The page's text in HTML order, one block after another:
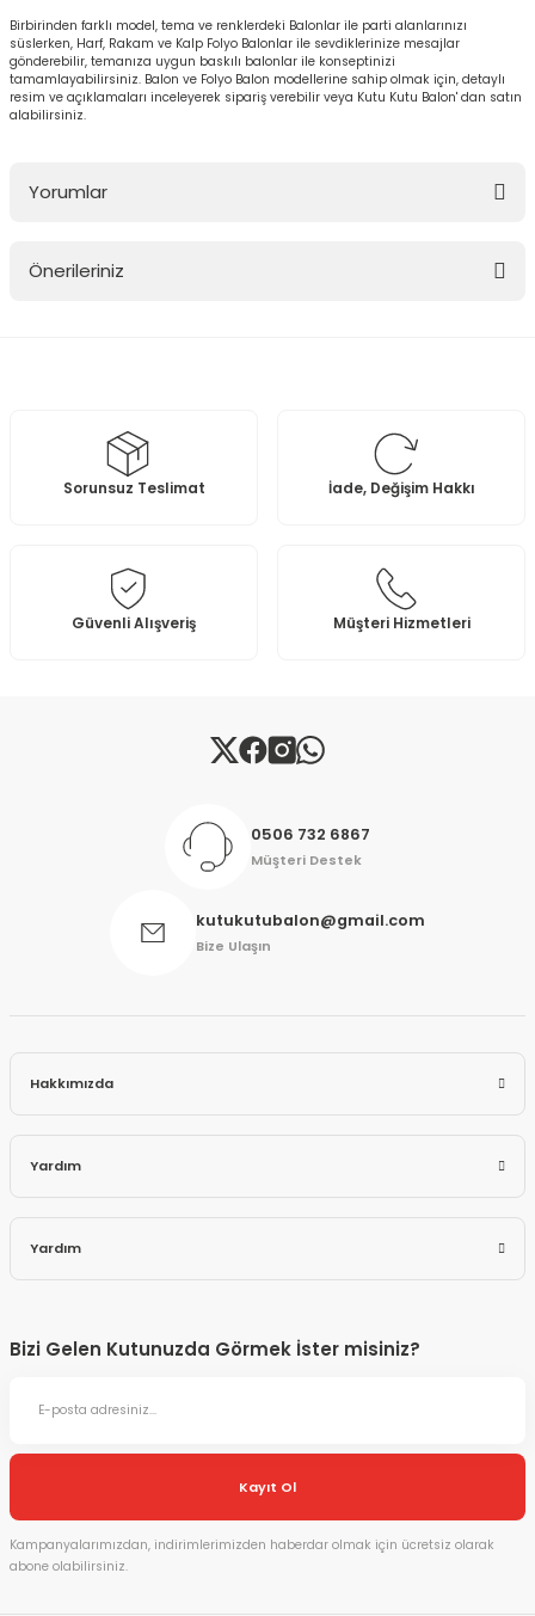
Birbirinden farklı model, tema ve renklerdeki Balonlar ile parti alanlarınızı
süslerken, Harf, Rakam ve Kalp Folyo Balonlar ile sevdiklerinize mesajlar
gönderebilir, temanıza uygun baskılı balonlar ile konseptinizi
tamamlayabilirsiniz. Balon ve Folyo Balon modellerine sahip olmak için, detaylı
resim ve açıklamaları inceleyerek sipariş verebilir veya Kutu Kutu Balon' dan satın
alabilirsiniz.
Yorumlar
Önerileriniz
Ürün resmi kalitesiz, bozuk veya görüntülenemiyor.
Ürün açıklamasında eksik bilgiler bulunuyor.
Bu ürüne benzer farklı alternatifler olmalı.
Gönder
Sorunsuz Teslimat İade, Değişim Hakkı
Güvenli Alışveriş Müşteri Hizmetleri
0506 732 6867
Müşteri Destek
kutukutubalon@gmail.com
Bize Ulaşın
Hakkımızda
Yardım
Yardım
Bizi Gelen Kutunuzda Görmek İster misiniz?
Kayıt Ol
Kampanyalarımızdan, indirimlerimizden haberdar olmak için ücretsiz olarak
abone olabilirsiniz.